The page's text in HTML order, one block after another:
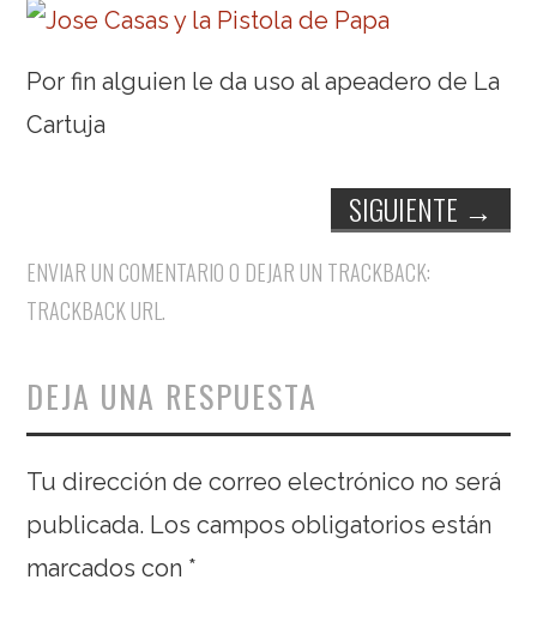
Por fin alguien le da uso al apeadero de La
Cartuja
SIGUIENTE →
ENVIAR UN COMENTARIO O DEJAR UN TRACKBACK:
TRACKBACK URL.
DEJA UNA RESPUESTA
Tu dirección de correo electrónico no será
publicada. Los campos obligatorios están
marcados con *